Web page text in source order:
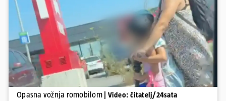
Pokretanje videa...
Opasna vožnja romobilom | Video: čitatelj/24sata